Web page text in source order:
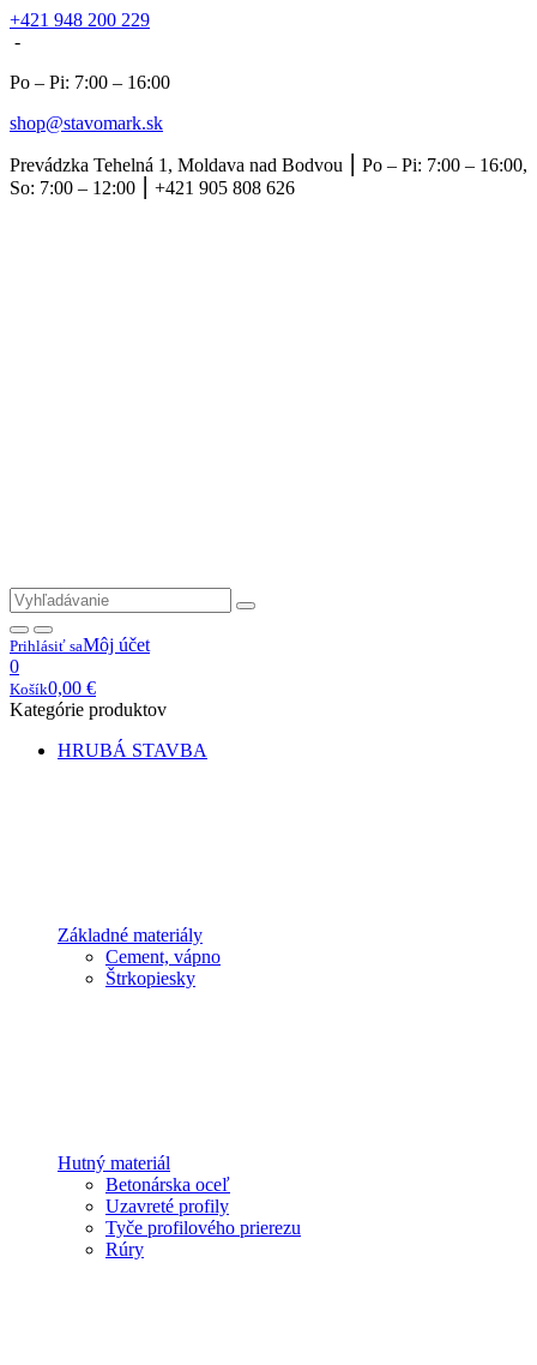
+421 948 200 229
-
Po – Pi: 7:00 – 16:00
shop@stavomark.sk
Prevádzka Tehelná 1, Moldava nad Bodvou ⎮ Po – Pi: 7:00 – 16:00,
So: 7:00 – 12:00 ⎮ +421 905 808 626
Prihlásiť saMôj účet
0
Košík0,00 €
Kategórie produktov
HRUBÁ STAVBA
Základné materiály
Cement, vápno
Štrkopiesky
Hutný materiál
Betonárska oceľ
Uzavreté profily
Tyče profilového prierezu
Rúry